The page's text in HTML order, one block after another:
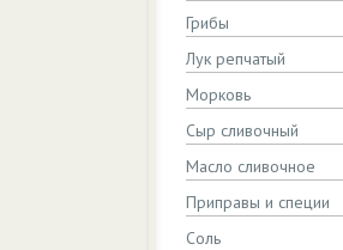
Грибы
Лук репчатый
Морковь
Сыр сливочный
Масло сливочное
Приправы и специи
Соль